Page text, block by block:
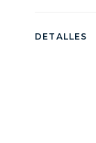
DETALLES